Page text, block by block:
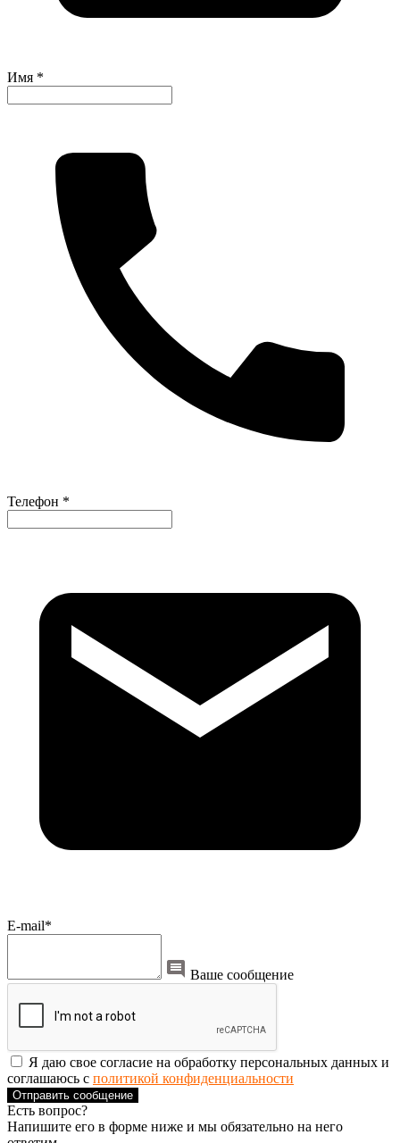
Имя *
Телефон *
E-mail*
Ваше сообщение
Я даю свое согласие на обработку персональных данных и
соглашаюсь с политикой конфиденциальности
Отправить сообщение
Есть вопрос?
Напишите его в форме ниже и мы обязательно на него